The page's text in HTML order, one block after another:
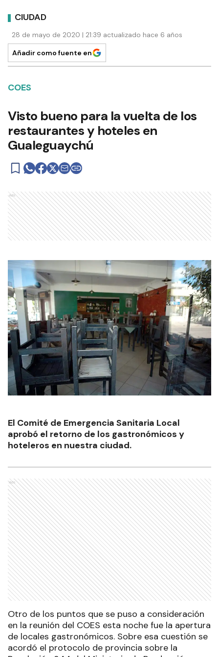
CIUDAD
28 de mayo de 2020 | 21:39 actualizado hace 6 años
Añadir como fuente en
COES
Visto bueno para la vuelta de los
restaurantes y hoteles en
Gualeguaychú
Ads
El Comité de Emergencia Sanitaria Local
aprobó el retorno de los gastronómicos y
hoteleros en nuestra ciudad.
Ads
Otro de los puntos que se puso a consideración
en la reunión del COES esta noche fue la apertura
de locales gastronómicos. Sobre esa cuestión se
acordó el protocolo de provincia sobre la